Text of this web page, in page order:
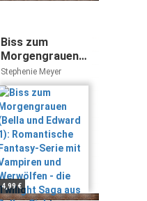
Biss zum
Morgengrauen
(Bella und
Edward 1):
Romantische
Fantasy-Serie
mit Vampiren
und Werwölfen -
die Twilight
Saga aus Bellas
Sicht
Stephenie Meyer
4,99 €